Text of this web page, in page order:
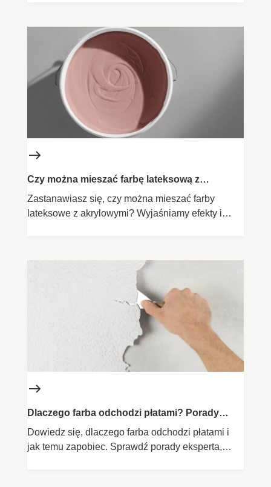
Czy można mieszać farbę lateksową z
akrylową?
Zastanawiasz się, czy można mieszać farby
lateksowe z akrylowymi? Wyjaśniamy efekty i
Dlaczego farba odchodzi płatami? Porady
eksperta
Dowiedz się, dlaczego farba odchodzi płatami i
jak temu zapobiec. Sprawdź porady eksperta,